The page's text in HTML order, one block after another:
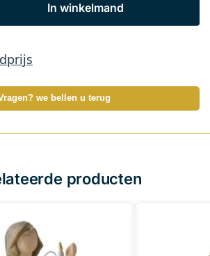
In winkelmand
we bellen u terug
producten